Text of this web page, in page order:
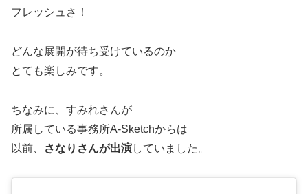
フレッシュさ！
どんな展開が待ち受けているのか
とても楽しみです。
ちなみに、すみれさんが
所属している事務所A-Sketchからは
以前、
さなりさんが出演していました。